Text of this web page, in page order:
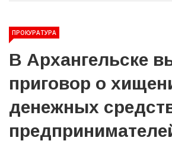
ПРОКУРАТУРА
В Архангельске
приговор о
денежных